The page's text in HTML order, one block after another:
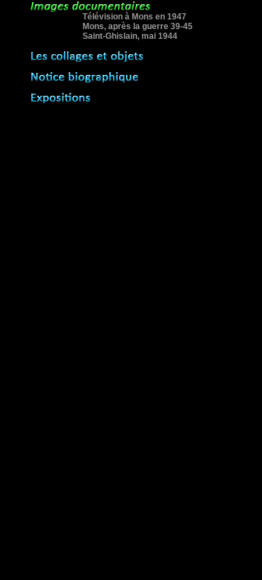
Télévision à Mons en 1947
Mons, après la guerre 39-45
Saint-Ghislain, mai 1944